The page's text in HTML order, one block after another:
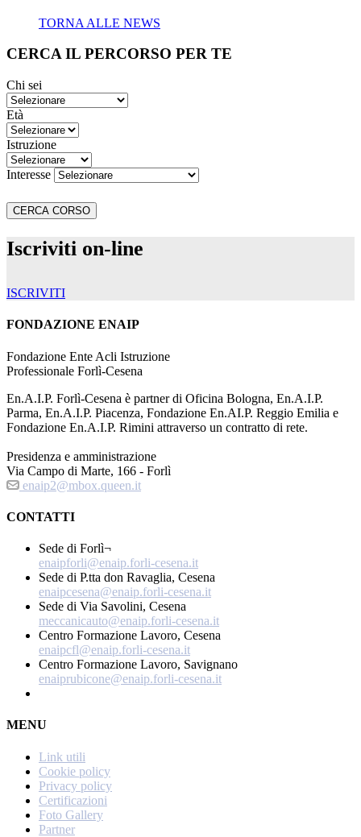
TORNA ALLE NEWS
CERCA IL PERCORSO PER TE
Chi sei
Età
Istruzione
Interesse
Iscriviti on-line
ISCRIVITI
FONDAZIONE ENAIP
Fondazione Ente Acli Istruzione
Professionale Forlì-Cesena
En.A.I.P. Forlì-Cesena è partner di Oficina Bologna, En.A.I.P.
Parma, En.A.I.P. Piacenza, Fondazione En.AI.P. Reggio Emilia e
Fondazione En.A.I.P. Rimini attraverso un contratto di rete.
Presidenza e amministrazione
Via Campo di Marte, 166 - Forlì
enaip2@mbox.queen.it
CONTATTI
Sede di Forlì¬
enaipforli@enaip.forli-cesena.it
Sede di P.tta don Ravaglia, Cesena
enaipcesena@enaip.forli-cesena.it
Sede di Via Savolini, Cesena
meccanicauto@enaip.forli-cesena.it
Centro Formazione Lavoro, Cesena
enaipcfl@enaip.forli-cesena.it
Centro Formazione Lavoro, Savignano
enaiprubicone@enaip.forli-cesena.it
MENU
Link utili
Cookie policy
Privacy policy
Certificazioni
Foto Gallery
Partner